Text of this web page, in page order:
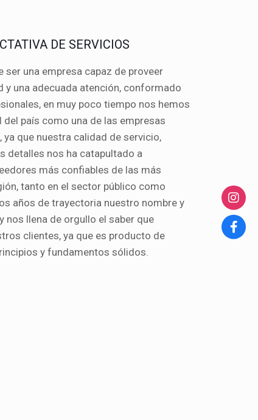
DE SERVICIOS
una empresa capaz de proveer
una adecuada atención, conformado
en muy poco tiempo nos hemos
país como una de las empresas
que nuestra calidad de servicio,
detalles nos ha catapultado a
más confiables de las más
tanto en el sector público como
años de trayectoria nuestro nombre y
nos llena de orgullo el saber que
clientes, ya que es producto de
y fundamentos sólidos.